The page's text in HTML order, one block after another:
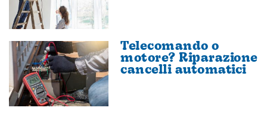
Telecomando o
motore? Riparazione
cancelli automatici